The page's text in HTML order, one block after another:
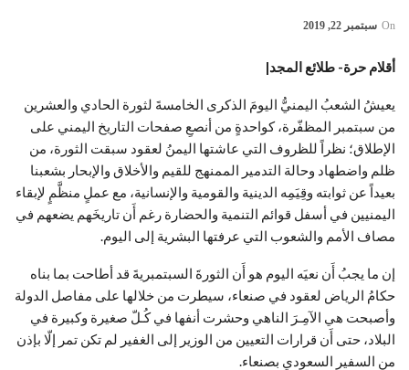
On سبتمبر 22, 2019
أقلام حرة- طلائع المجد|
يعيشُ الشعبُ اليمنيُّ اليومَ الذكرى الخامسةَ لثورة الحادي والعشرين
من سبتمبر المظفّرة، كواحدةٍ من أنصعِ صفحات التاريخ اليمني على
الإطلاق؛ نظراً للظروف التي عاشتها اليمنُ لعقود سبقت الثورة، من
ظلم واضطهاد وحالة التدمير الممنهج للقيم والأخلاق والإبحار بشعبنا
بعيداً عن ثوابته وقِيَمِه الدينية والقومية والإنسانية، مع عملٍ منظَّمٍ لإبقاء
اليمنيين في أسفل قوائم التنمية والحضارة رغم أَن تاريخَهم يضعهم في
مصاف الأمم والشعوب التي عرفتها البشرية إلى اليوم.
إن ما يجبُ أَن نعيَه اليوم هو أَن الثورةَ السبتمبريةَ قد أطاحت بما بناه
حكامُ الرياض لعقود في صنعاء، سيطرت من خلالها على مفاصل الدولة
وأصبحت هي الآمِـرَ الناهي وحشرت أنفها في كُـلّ صغيرة وكبيرة في
البلاد، حتى أَن قرارات التعيين من الوزير إلى الغفير لم تكن تمر إلّا بإذن
من السفير السعودي بصنعاء.